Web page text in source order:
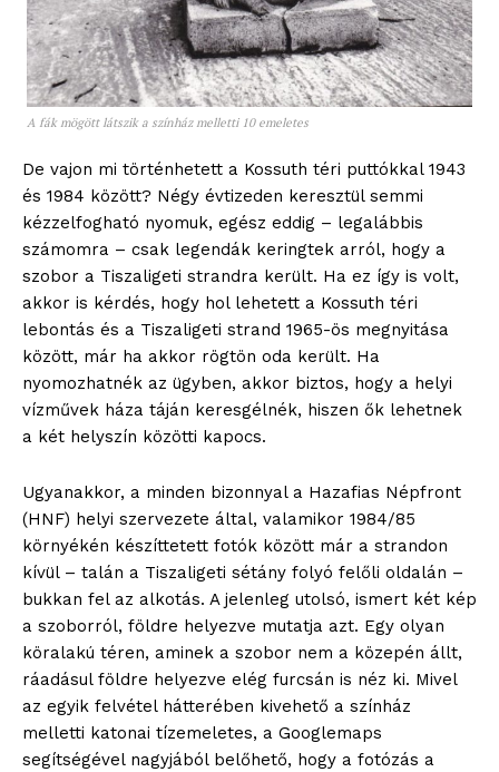
A fák mögött látszik a színház melletti 10 emeletes
De vajon mi történhetett a Kossuth téri puttókkal 1943
és 1984 között? Négy évtizeden keresztül semmi
kézzelfogható nyomuk, egész eddig – legalábbis
számomra – csak legendák keringtek arról, hogy a
szobor a Tiszaligeti strandra került. Ha ez így is volt,
akkor is kérdés, hogy hol lehetett a Kossuth téri
lebontás és a Tiszaligeti strand 1965-ös megnyitása
között, már ha akkor rögtön oda került. Ha
nyomozhatnék az ügyben, akkor biztos, hogy a helyi
vízművek háza táján keresgélnék, hiszen ők lehetnek
a két helyszín közötti kapocs.
Ugyanakkor, a minden bizonnyal a Hazafias Népfront
(HNF) helyi szervezete által, valamikor 1984/85
környékén készíttetett fotók között már a strandon
kívül – talán a Tiszaligeti sétány folyó felőli oldalán –
bukkan fel az alkotás. A jelenleg utolsó, ismert két kép
a szoborról, földre helyezve mutatja azt. Egy olyan
köralakú téren, aminek a szobor nem a közepén állt,
ráadásul földre helyezve elég furcsán is néz ki. Mivel
az egyik felvétel hátterében kivehető a színház
melletti katonai tízemeletes, a Googlemaps
segítségével nagyjából belőhető, hogy a fotózás a